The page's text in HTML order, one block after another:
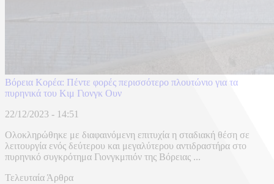
Βόρεια Κορέα: Πέντε φορές περισσότερο πλουτώνιο για τα
πυρηνικά του Κιμ Γιονγκ Ουν
22/12/2023 - 14:51
Ολοκληρώθηκε με διαφαινόμενη επιτυχία η σταδιακή θέση σε
λειτουργία ενός δεύτερου και μεγαλύτερου αντιδραστήρα στο
πυρηνικό συγκρότημα Γιονγκμπιόν της Βόρειας ...
Τελευταία Άρθρα